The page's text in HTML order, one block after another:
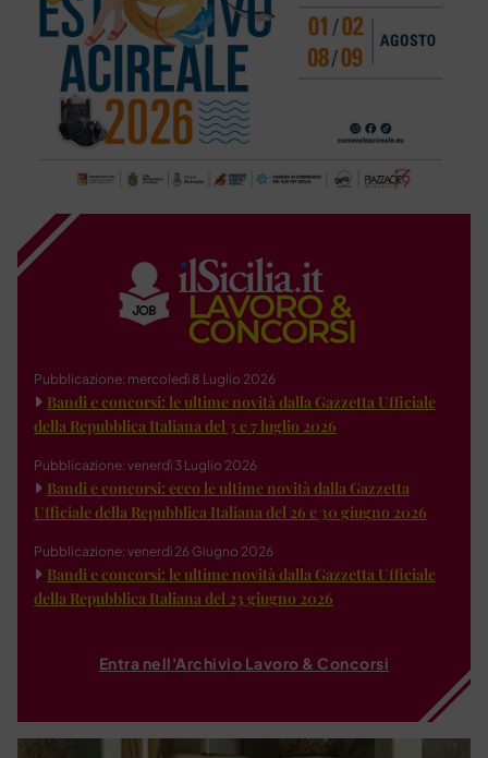
Pubblicazione: mercoledì 8 Luglio 2026
Bandi e concorsi: le ultime novità dalla Gazzetta Ufficiale
della Repubblica Italiana del 3 e 7 luglio 2026
Pubblicazione: venerdì 3 Luglio 2026
Bandi e concorsi: ecco le ultime novità dalla Gazzetta
Ufficiale della Repubblica Italiana del 26 e 30 giugno 2026
Pubblicazione: venerdì 26 Giugno 2026
Bandi e concorsi: le ultime novità dalla Gazzetta Ufficiale
della Repubblica Italiana del 23 giugno 2026
Entra nell'Archivio Lavoro & Concorsi